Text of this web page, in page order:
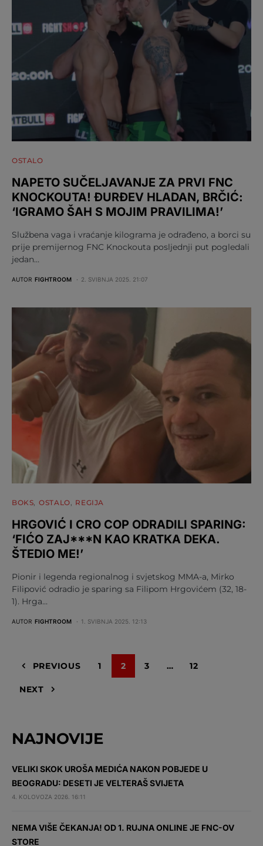
OSTALO
NAPETO SUČELJAVANJE ZA PRVI FNC
KNOCKOUTA! ĐURĐEV HLADAN, BRČIĆ:
‘IGRAMO ŠAH S MOJIM PRAVILIMA!’
Službena vaga i vraćanje kilograma je odrađeno, a borci su
prije premijernog FNC Knockouta posljednji put pogledali
jedan…
AUTOR FIGHTROOM 2. SVIBNJA 2025. 21:07
BOKS OSTALO REGIJA
HRGOVIĆ I CRO COP ODRADILI SPARING:
‘FIĆO ZAJ***N KAO KRATKA DEKA.
ŠTEDIO ME!’
Pionir i legenda regionalnog i svjetskog MMA-a, Mirko
Filipović odradio je sparing sa Filipom Hrgovićem (32, 18-
1). Hrga…
AUTOR FIGHTROOM 1. SVIBNJA 2025. 12:13
PREVIOUS 1 2 3 … 12
NEXT
NAJNOVIJE
VELIKI SKOK UROŠA MEDIĆA NAKON POBJEDE U
BEOGRADU: DESETI JE VELTERAŠ SVIJETA
4. KOLOVOZA 2026. 16:11
NEMA VIŠE ČEKANJA! OD 1. RUJNA ONLINE JE FNC-OV
STORE